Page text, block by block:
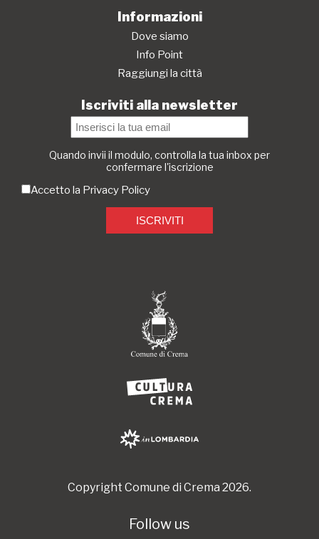
Informazioni
Dove siamo
Info Point
Raggiungi la città
Iscriviti alla newsletter
Quando invii il modulo, controlla la tua inbox per
confermare l'iscrizione
Accetto la Privacy Policy
ISCRIVITI
Copyright Comune di Crema 2026.
Follow us